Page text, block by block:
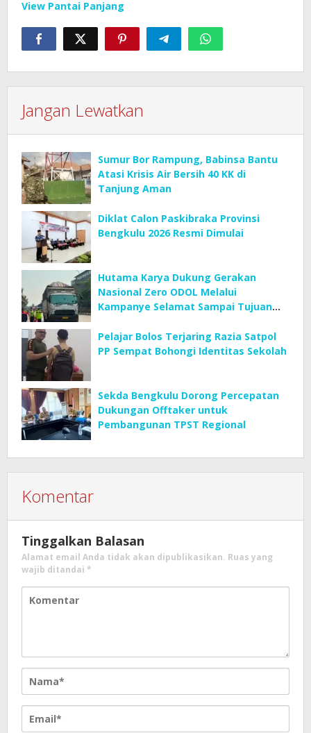
View Pantai Panjang
Jangan Lewatkan
Sumur Bor Rampung, Babinsa Bantu
Atasi Krisis Air Bersih 40 KK di
Tanjung Aman
Diklat Calon Paskibraka Provinsi
Bengkulu 2026 Resmi Dimulai
Hutama Karya Dukung Gerakan
Nasional Zero ODOL Melalui
Kampanye Selamat Sampai Tujuan
Pelajar Bolos Terjaring Razia Satpol
PP Sempat Bohongi Identitas Sekolah
Sekda Bengkulu Dorong Percepatan
Dukungan Offtaker untuk
Pembangunan TPST Regional
Komentar
Tinggalkan Balasan
Alamat email Anda tidak akan dipublikasikan. Ruas yang
wajib ditandai *